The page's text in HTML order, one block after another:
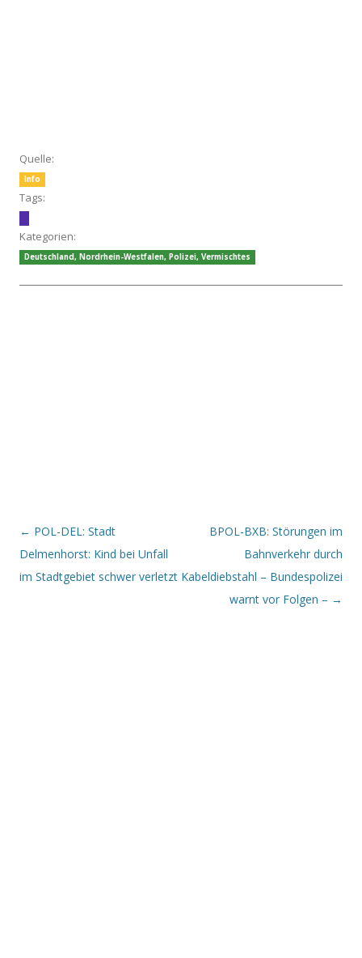
Quelle:
Info
Tags:
Kategorien:
Deutschland, Nordrhein-Westfalen, Polizei, Vermischtes
Beitrags-Navigation
← POL-DEL: Stadt
Delmenhorst: Kind bei Unfall
im Stadtgebiet schwer verletzt
BPOL-BXB: Störungen im
Bahnverkehr durch
Kabeldiebstahl – Bundespolizei
warnt vor Folgen – →